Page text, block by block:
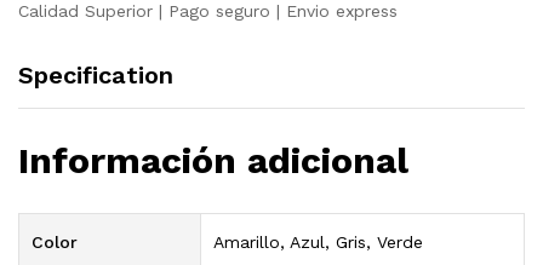
Calidad Superior | Pago seguro | Envio express
Specification
Información adicional
Color Amarillo, Azul, Gris, Verde